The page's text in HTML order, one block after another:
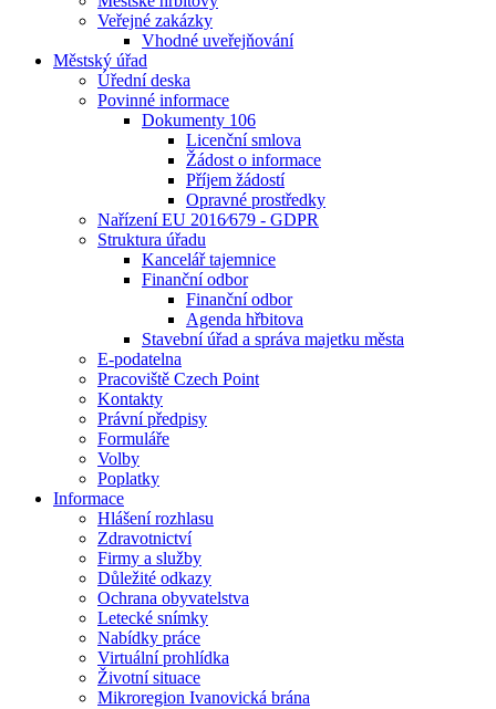
Veřejné zakázky
Vhodné uveřejňování
Městský úřad
Úřední deska
Povinné informace
Dokumenty 106
Licenční smlova
Žádost o informace
Příjem žádostí
Opravné prostředky
Nařízení EU 2016⁄679 - GDPR
Struktura úřadu
Kancelář tajemnice
Finanční odbor
Finanční odbor
Agenda hřbitova
Stavební úřad a správa majetku města
E-podatelna
Pracoviště Czech Point
Kontakty
Právní předpisy
Formuláře
Volby
Poplatky
Informace
Hlášení rozhlasu
Zdravotnictví
Firmy a služby
Důležité odkazy
Ochrana obyvatelstva
Letecké snímky
Nabídky práce
Virtuální prohlídka
Životní situace
Mikroregion Ivanovická brána